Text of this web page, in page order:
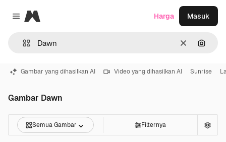
Close menu
Magnific
Jernih
Harga Masuk
Gambar yang dihasilkan AI Video yang dihasilkan AI Sunrise
Gambar Dawn
Semua Gambar Filternya